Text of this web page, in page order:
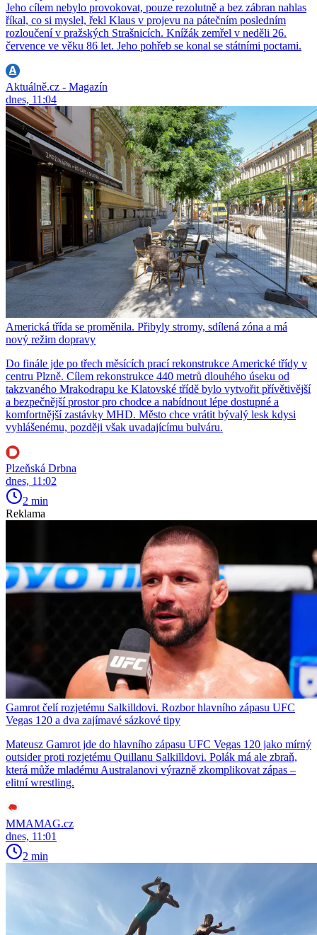
Jeho cílem nebylo provokovat, pouze rezolutně a bez zábran nahlas
říkal, co si myslel, řekl Klaus v projevu na pátečním posledním
rozloučení v pražských Strašnicích. Knížák zemřel v neděli 26.
července ve věku 86 let. Jeho pohřeb se konal se státními poctami.
Aktuálně.cz - Magazín
dnes, 11:04
Americká třída se proměnila. Přibyly stromy, sdílená zóna a má
nový režim dopravy
Do finále jde po třech měsících prací rekonstrukce Americké třídy v
centru Plzně. Cílem rekonstrukce 440 metrů dlouhého úseku od
takzvaného Mrakodrapu ke Klatovské třídě bylo vytvořit přívětivější
a bezpečnější prostor pro chodce a nabídnout lépe dostupné a
komfortnější zastávky MHD. Město chce vrátit bývalý lesk kdysi
vyhlášenému, později však uvadajícímu bulváru.
Plzeňská Drbna
dnes, 11:02
2 min
Reklama
Gamrot čelí rozjetému Salkilldovi. Rozbor hlavního zápasu UFC
Vegas 120 a dva zajímavé sázkové tipy
Mateusz Gamrot jde do hlavního zápasu UFC Vegas 120 jako mírný
outsider proti rozjetému Quillanu Salkilldovi. Polák má ale zbraň,
která může mladému Australanovi výrazně zkomplikovat zápas –
elitní wrestling.
MMAMAG.cz
dnes, 11:01
2 min